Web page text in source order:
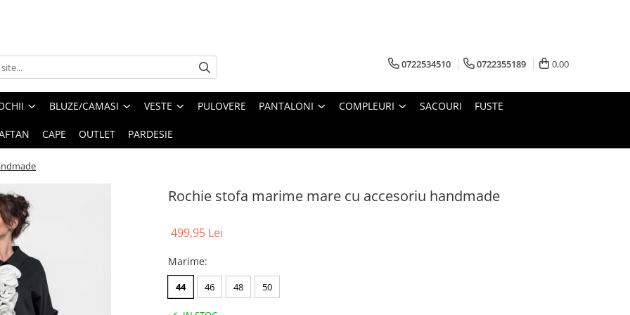
0722534510 0722355189 0,00
BLUZE/CAMASI VESTE PULOVERE PANTALONI COMPLEURI SACOURI FUSTE
CAPE OUTLET PARDESIE
Rochie stofa marime mare cu accesoriu handmade
499,95 Lei
Marime:
44 46 48 50